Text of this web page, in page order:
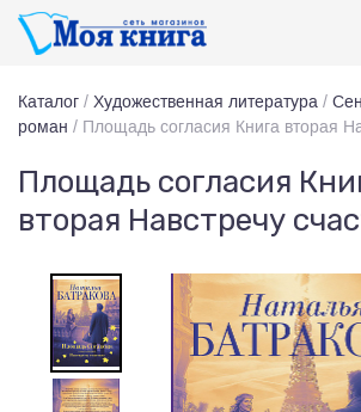
Каталог / Художественная литература /
роман / Площадь согласия Книга вторая
Площадь согласия
вторая Навстречу